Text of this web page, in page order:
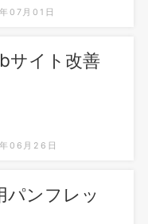
07月01日
サイト改善
06月26日
パンフレッ